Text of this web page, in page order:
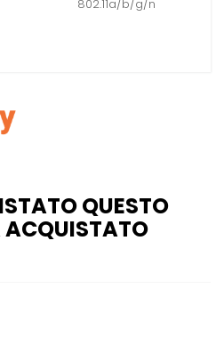
802.11a/b/g/n
QUESTO
ACQUISTATO